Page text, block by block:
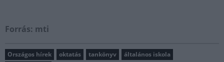
Forrás: mti
Országos hírek oktatás tankönyv
általános iskola